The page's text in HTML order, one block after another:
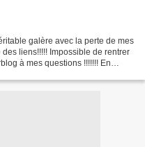
galère avec la perte de mes
liens!!!!! Impossible de rentrer
à mes questions !!!!!!! En